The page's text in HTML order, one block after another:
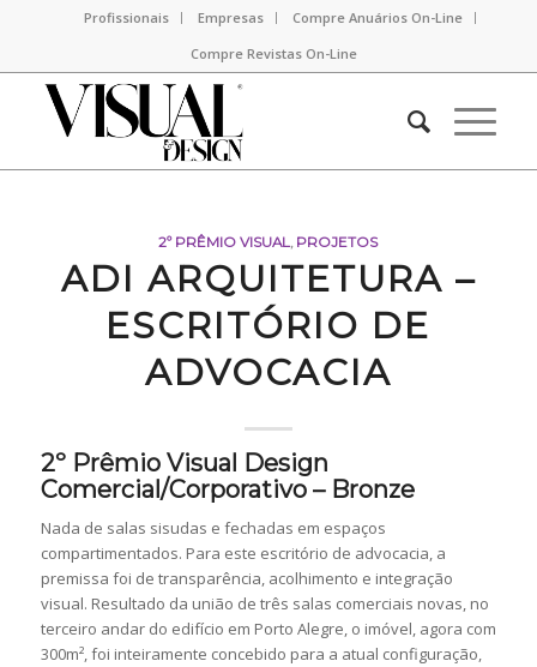
Profissionais Empresas
Compre Anuários On-Line
Compre Revistas On-Line
2º PRÊMIO VISUAL, PROJETOS
ADI ARQUITETURA –
ESCRITÓRIO DE
ADVOCACIA
2º Prêmio Visual Design
Comercial/Corporativo – Bronze
Nada de salas sisudas e fechadas em espaços
compartimentados. Para este escritório de advocacia, a
premissa foi de transparência, acolhimento e integração
visual. Resultado da união de três salas comerciais novas, no
terceiro andar do edifício em Porto Alegre, o imóvel, agora com
300m², foi inteiramente concebido para a atual configuração,